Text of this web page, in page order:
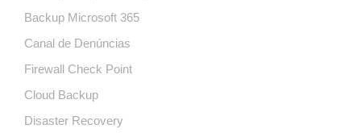
Backup Microsoft 365
Canal de Denúncias
Firewall Check Point
Cloud Backup
Disaster Recovery